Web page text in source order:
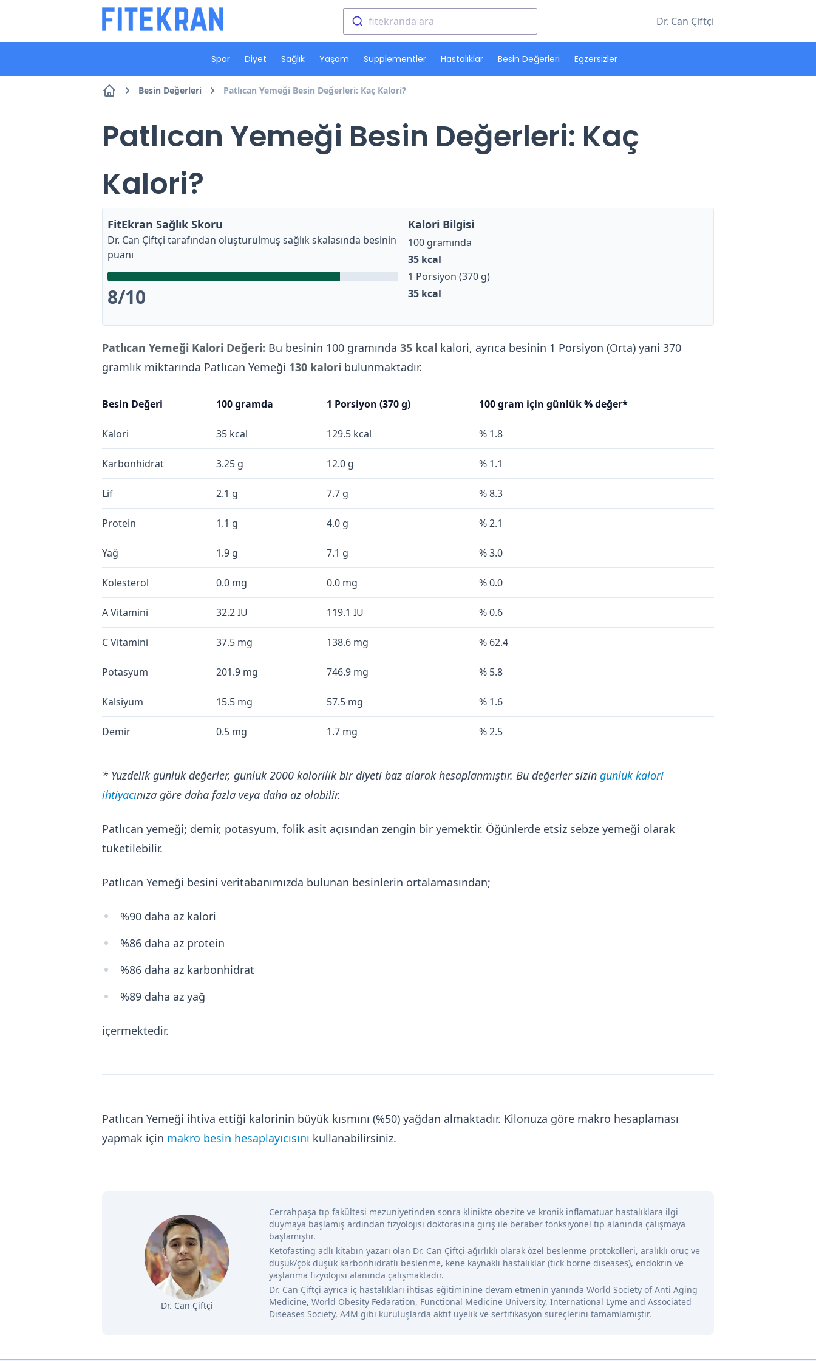
fitekranda ara Dr. Can Çiftçi
Spor Diyet Sağlık Yaşam Supplementler Hastalıklar Besin Değerleri Egzersizler
Besin Değerleri Patlıcan Yemeği Besin Değerleri: Kaç Kalori?
Patlıcan Yemeği Besin Değerleri: Kaç
Kalori?
FitEkran Sağlık Skoru
Dr. Can Çiftçi tarafından oluşturulmuş sağlık skalasında besinin
puanı
8/10
Kalori Bilgisi
100 gramında
35 kcal
1 Porsiyon (370 g)
35 kcal
Patlıcan Yemeği Kalori Değeri: Bu besinin 100 gramında 35 kcal kalori, ayrıca besinin 1 Porsiyon (Orta) yani 370
gramlık miktarında Patlıcan Yemeği 130 kalori bulunmaktadır.
Besin Değeri 100 gramda 1 Porsiyon (370 g) 100 gram için günlük % değer*
Kalori 35 kcal 129.5 kcal % 1.8
Karbonhidrat 3.25 g 12.0 g % 1.1
Lif 2.1 g 7.7 g % 8.3
Protein 1.1 g 4.0 g % 2.1
Yağ 1.9 g 7.1 g % 3.0
Kolesterol 0.0 mg 0.0 mg % 0.0
A Vitamini 32.2 IU 119.1 IU % 0.6
C Vitamini 37.5 mg 138.6 mg % 62.4
Potasyum 201.9 mg 746.9 mg % 5.8
Kalsiyum 15.5 mg 57.5 mg % 1.6
Demir 0.5 mg 1.7 mg % 2.5
* Yüzdelik günlük değerler, günlük 2000 kalorilik bir diyeti baz alarak hesaplanmıştır. Bu değerler sizin günlük kalori
ihtiyacınıza göre daha fazla veya daha az olabilir.
Patlıcan yemeği; demir, potasyum, folik asit açısından zengin bir yemektir. Öğünlerde etsiz sebze yemeği olarak
tüketilebilir.
Patlıcan Yemeği besini veritabanımızda bulunan besinlerin ortalamasından;
%90 daha az kalori
%86 daha az protein
%86 daha az karbonhidrat
%89 daha az yağ
içermektedir.
Patlıcan Yemeği ihtiva ettiği kalorinin büyük kısmını (%50) yağdan almaktadır. Kilonuza göre makro hesaplaması
yapmak için makro besin hesaplayıcısını kullanabilirsiniz.
Dr. Can Çiftçi
Cerrahpaşa tıp fakültesi mezuniyetinden sonra klinikte obezite ve kronik inflamatuar hastalıklara ilgi
duymaya başlamış ardından fizyolojisi doktorasına giriş ile beraber fonksiyonel tıp alanında çalışmaya
başlamıştır.
Ketofasting adlı kitabın yazarı olan Dr. Can Çiftçi ağırlıklı olarak özel beslenme protokolleri, aralıklı oruç ve
düşük/çok düşük karbonhidratlı beslenme, kene kaynaklı hastalıklar (tick borne diseases), endokrin ve
yaşlanma fizyolojisi alanında çalışmaktadır.
Dr. Can Çiftçi ayrıca iç hastalıkları ihtisas eğitiminine devam etmenin yanında World Society of Anti Aging
Medicine, World Obesity Fedaration, Functional Medicine University, International Lyme and Associated
Diseases Society, A4M gibi kuruluşlarda aktif üyelik ve sertifikasyon süreçlerini tamamlamıştır.